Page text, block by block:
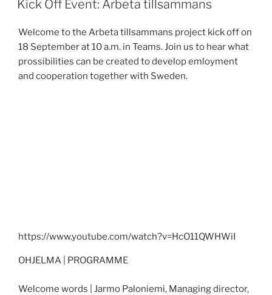
Kick Off Event: Arbeta tillsammans
Welcome to the Arbeta tillsammans project kick off on
18 September at 10 a.m. in Teams. Join us to hear what
prossibilities can be created to develop emloyment
and cooperation together with Sweden.
https://www.youtube.com/watch?v=HcO11QWHWiI
OHJELMA | PROGRAMME
Welcome words | Jarmo Paloniemi, Managing director,